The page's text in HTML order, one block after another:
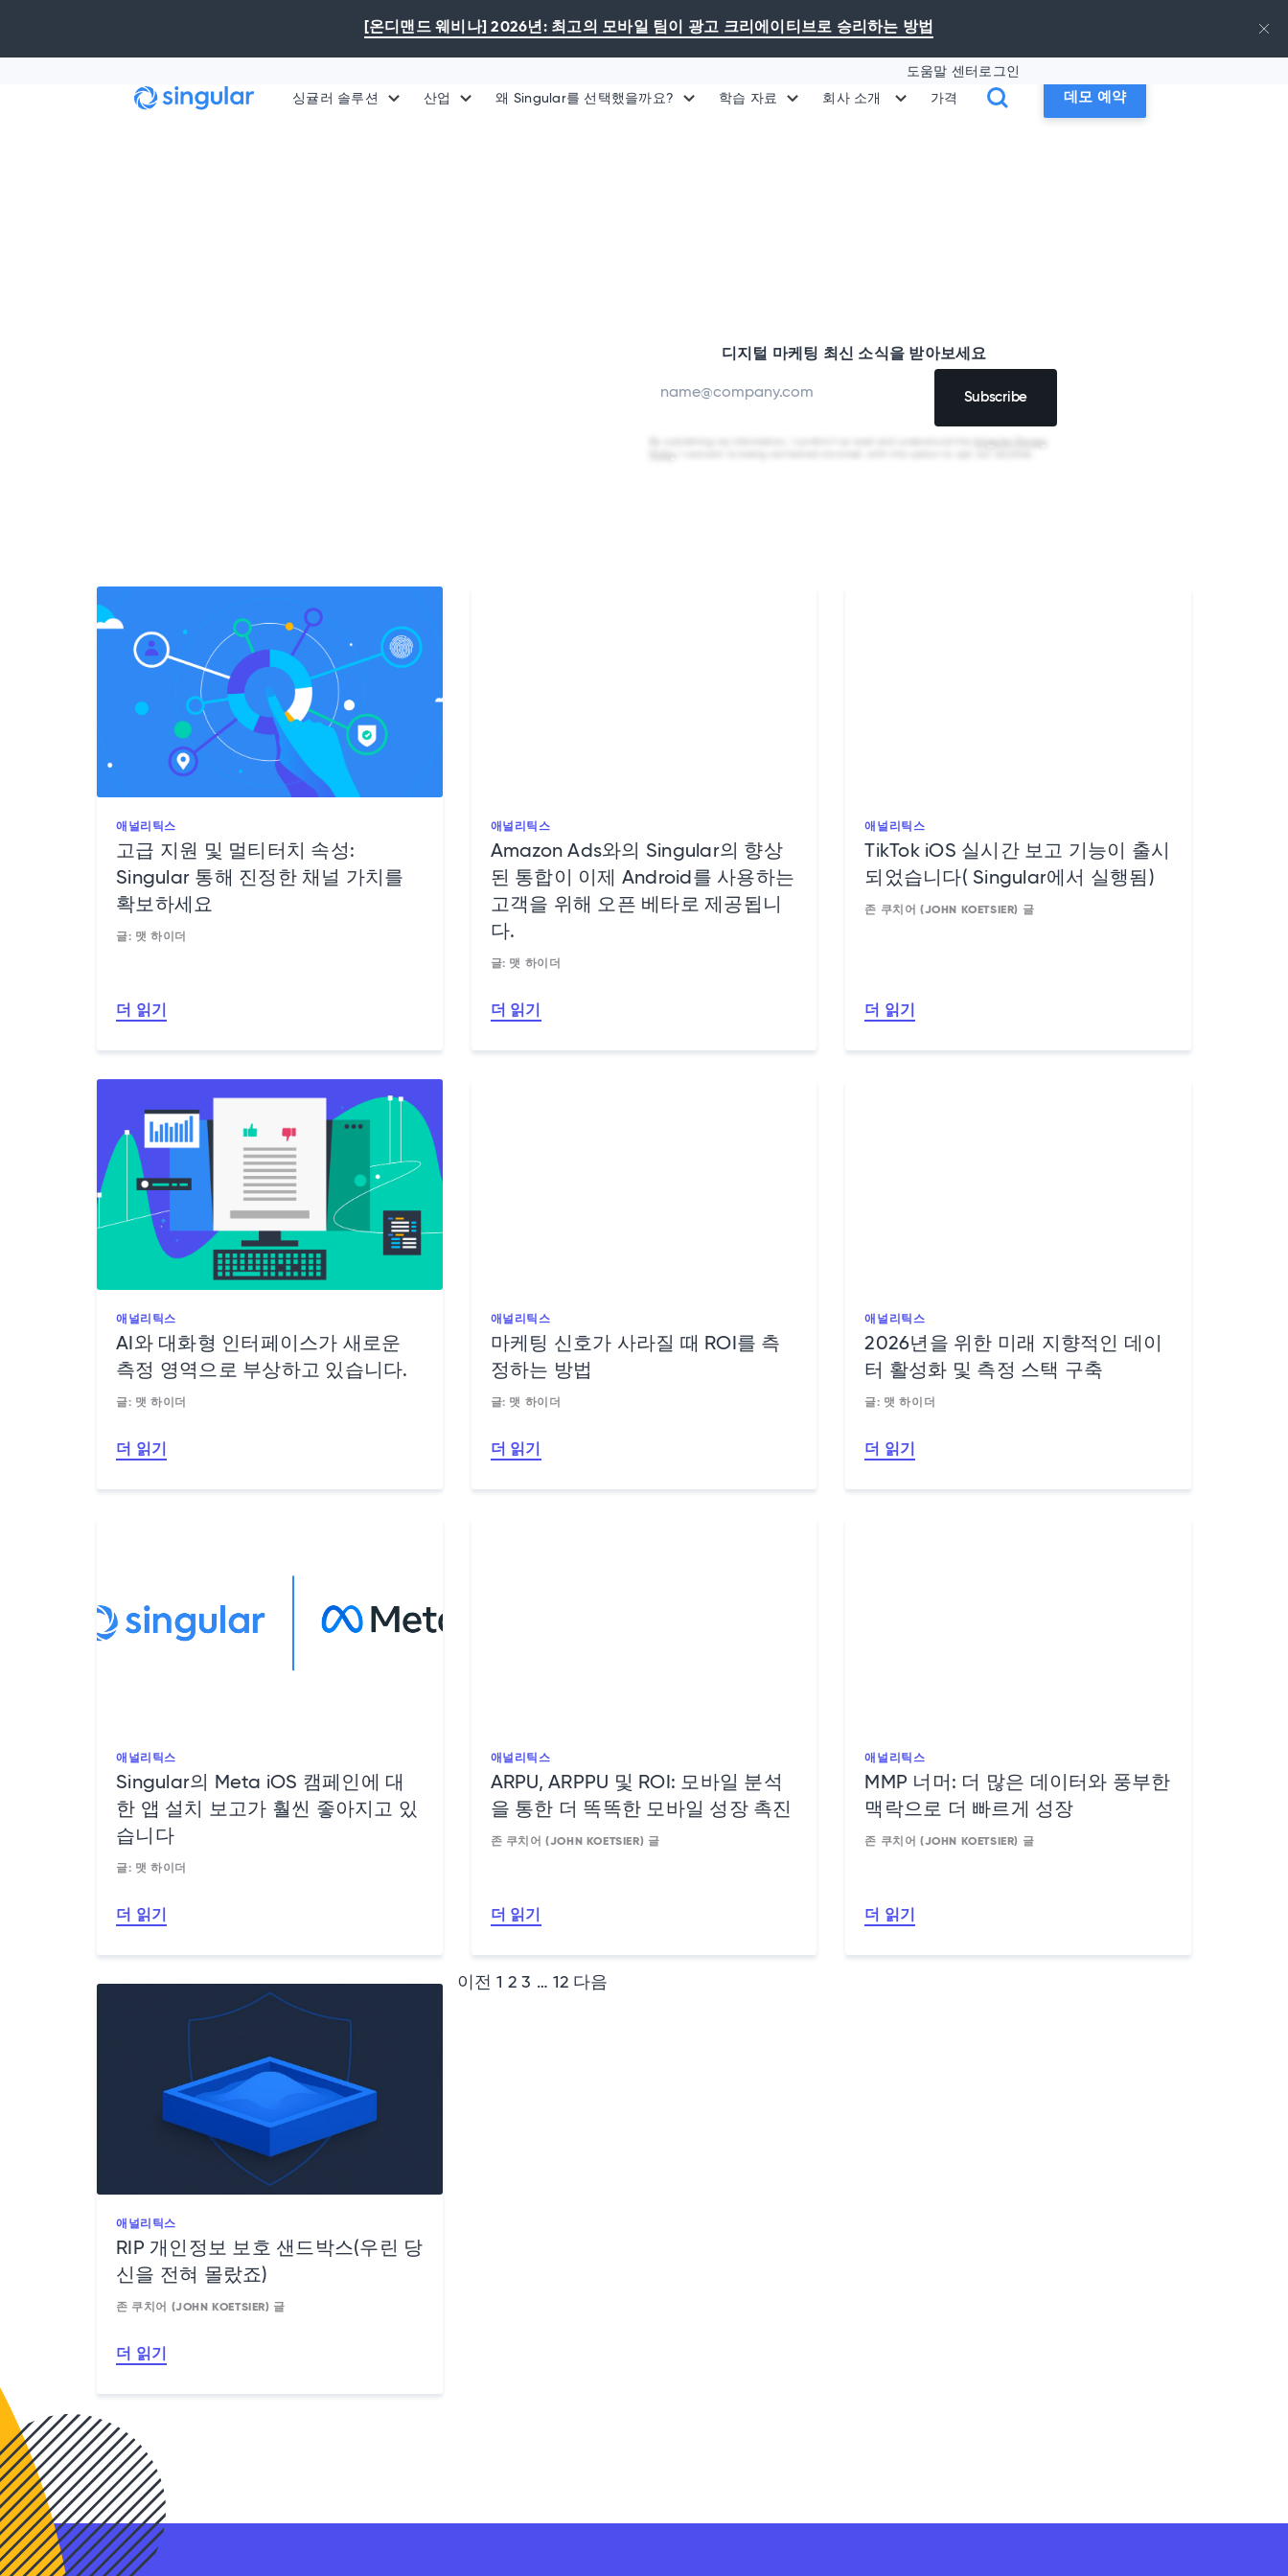
[온디맨드 웨비나] 2026년: 최고의 모바일 팀이 광고 크리에이티브로 승리하는 방법
도움말 센터 로그인
싱귤러 솔루션
산업 왜 Singular를 선택했을까요? 학습 자료 회사 소개 가격 데모 예약
디지털 마케팅 최신 소식을 받아보세요
애널리틱스
고급 지원 및 멀티터치 속성:
Singular 통해 진정한 채널 가치를
확보하세요
글: 맷 하이더
더 읽기
애널리틱스
Amazon Ads와의 Singular의 향상
된 통합이 이제 Android를 사용하는
고객을 위해 오픈 베타로 제공됩니
다.
글: 맷 하이더
더 읽기
애널리틱스
TikTok iOS 실시간 보고 기능이 출시
되었습니다( Singular에서 실행됨)
존 쿠치어 (JOHN KOETSIER) 글
더 읽기
애널리틱스
AI와 대화형 인터페이스가 새로운
측정 영역으로 부상하고 있습니다.
글: 맷 하이더
더 읽기
애널리틱스
마케팅 신호가 사라질 때 ROI를 측
정하는 방법
글: 맷 하이더
더 읽기
애널리틱스
2026년을 위한 미래 지향적인 데이
터 활성화 및 측정 스택 구축
글: 맷 하이더
더 읽기
애널리틱스
Singular의 Meta iOS 캠페인에 대
한 앱 설치 보고가 훨씬 좋아지고 있
습니다
글: 맷 하이더
더 읽기
애널리틱스
ARPU, ARPPU 및 ROI: 모바일 분석
을 통한 더 똑똑한 모바일 성장 촉진
존 쿠치어 (JOHN KOETSIER) 글
더 읽기
애널리틱스
MMP 너머: 더 많은 데이터와 풍부한
맥락으로 더 빠르게 성장
존 쿠치어 (JOHN KOETSIER) 글
더 읽기
애널리틱스
RIP 개인정보 보호 샌드박스(우린 당
신을 전혀 몰랐죠)
존 쿠치어 (JOHN KOETSIER) 글
더 읽기
게
이전 1 2 3 … 12 다음